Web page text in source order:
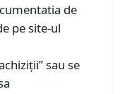
de
pe site-ul
sau se